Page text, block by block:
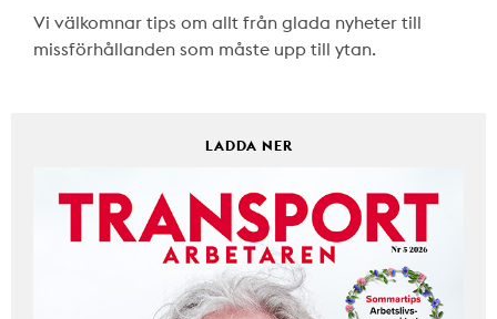
Vi välkomnar tips om allt från glada nyheter till
missförhållanden som måste upp till ytan.
LADDA NER